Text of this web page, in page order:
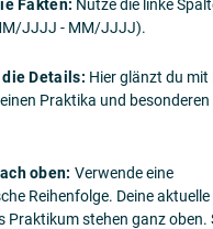
Fakten: Nutze die linke
JJJJ - MM/JJJJ).
Details: Hier glänzt du mit
Praktika und besonderen
oben: Verwende eine
Reihenfolge. Deine aktuelle
Praktikum stehen ganz oben.